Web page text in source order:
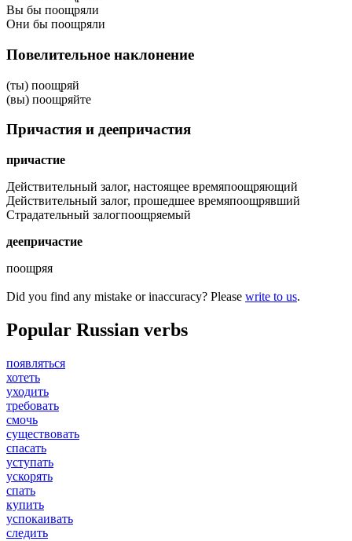
Вы бы поощряли
Они бы поощряли
Повелительное наклонение
(ты) поощряй
(вы) поощряйте
Причастия и деепричастия
причастие
Действительный залог, настоящее времяпоощряющий
Действительный залог, прошедшее времяпоощрявший
Страдательный залогпоощряемый
деепричастие
поощряя
Did you find any mistake or inaccuracy? Please write to us.
Popular Russian verbs
появляться
хотеть
уходить
требовать
смочь
существовать
спасать
уступать
ускорять
спать
купить
успокаивать
следить